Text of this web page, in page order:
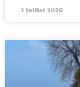
3 juillet 2026